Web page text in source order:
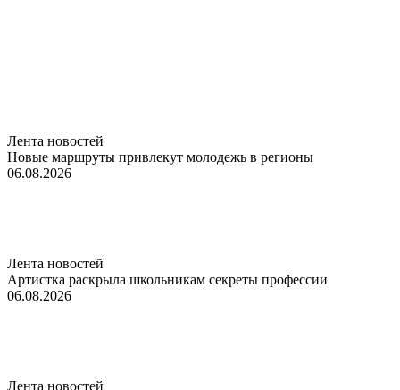
Лента новостей
Новые маршруты привлекут молодежь в регионы
06.08.2026
Лента новостей
Артистка раскрыла школьникам секреты профессии
06.08.2026
Лента новостей